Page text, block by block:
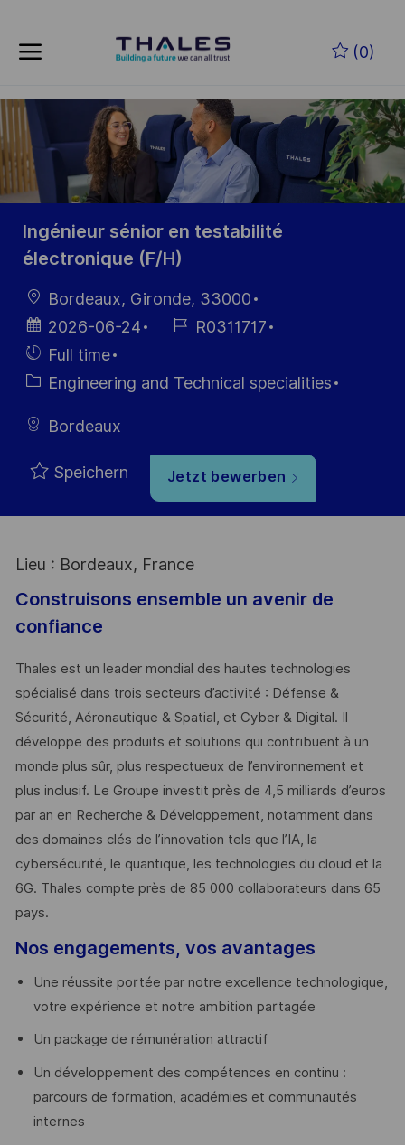
(0)
-
Ingénieur sénior en testabilité
électronique (F/H)
Ort
Bordeaux, Gironde, 33000
Datum der
Veröffentlichung
2026-06-24
Job- R0311717
Einstellunngstyp
Full time
Kategorie
Engineering and Technical specialities
Bordeaux
Speichern Jetzt bewerben
Lieu : Bordeaux, France
Construisons ensemble un avenir de
confiance
Thales est un leader mondial des hautes technologies
spécialisé dans trois secteurs d’activité : Défense &
Sécurité, Aéronautique & Spatial, et Cyber & Digital. Il
développe des produits et solutions qui contribuent à un
monde plus sûr, plus respectueux de l’environnement et
plus inclusif. Le Groupe investit près de 4,5 milliards d’euros
par an en Recherche & Développement, notamment dans
des domaines clés de l’innovation tels que l’IA, la
cybersécurité, le quantique, les technologies du cloud et la
6G. Thales compte près de 85 000 collaborateurs dans 65
pays. ​
Nos engagements, vos avantages
Une réussite portée par notre excellence technologique,
votre expérience et notre ambition partagée
Un package de rémunération attractif
Un développement des compétences en continu :
parcours de formation, académies et communautés
internes